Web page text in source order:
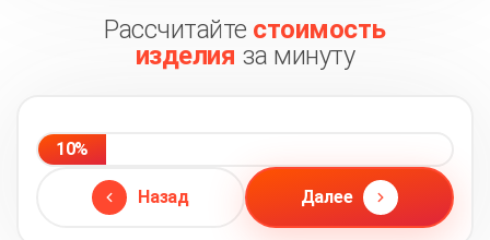
Рассчитайте стоимость
изделия за минуту
Назад
10%
Далее